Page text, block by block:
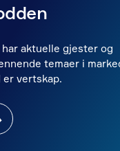
aktuelle gjester og
temaer i
er vertskap.